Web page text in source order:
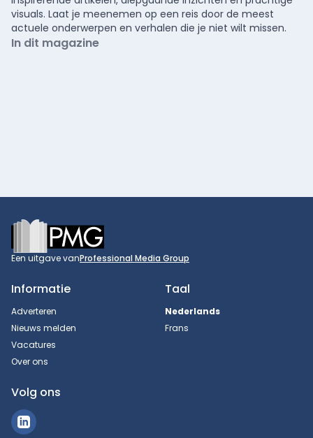
visuals. Laat je meenemen op een reis door de meest
actuele onderwerpen en verhalen die je niet wilt missen.
In dit magazine
Footer
Een uitgave vanProfessional Media Group
Informatie
Adverteren
Nieuws melden
Vacatures
Over ons
Taal
Nederlands
Frans
Volg ons